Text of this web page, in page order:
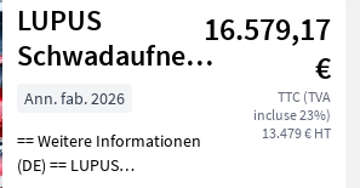
Pays
Afficher
résultats
LUPUS
Schwadaufnehmer
/ pickup header
16.579,17
€
TTC (TVA
incluse 23%)
13.479 € HT
Ann. fab. 2026
== Weitere Informationen
(DE) == LUPUS